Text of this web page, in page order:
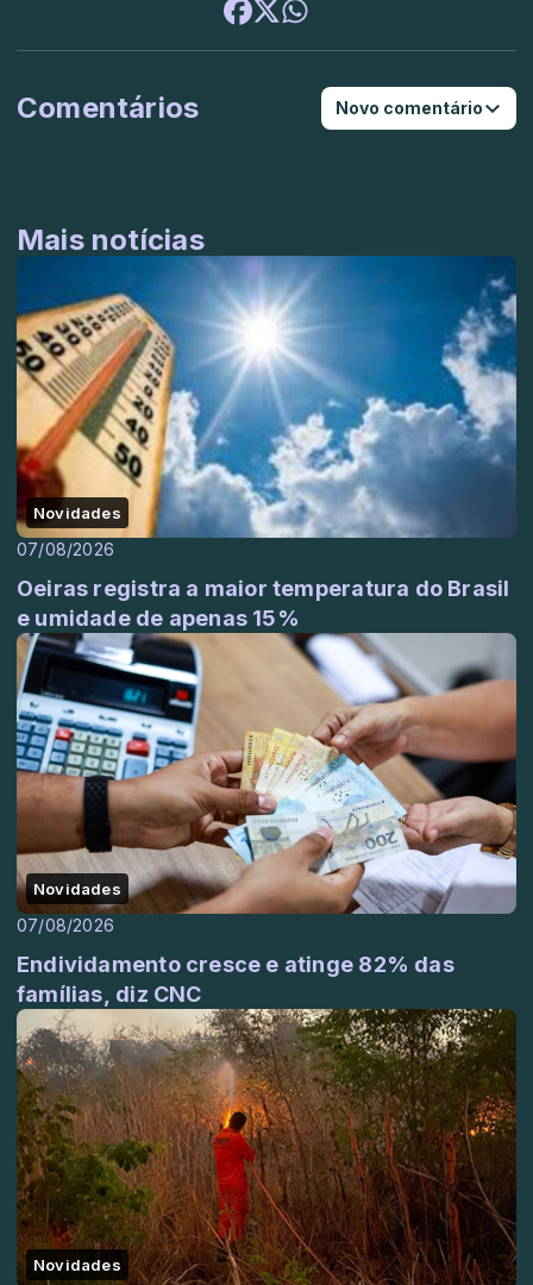
Comentários Novo comentário
Mais notícias
Novidades
07/08/2026
Oeiras registra a maior temperatura do Brasil
e umidade de apenas 15%
Novidades
07/08/2026
Endividamento cresce e atinge 82% das
famílias, diz CNC
Novidades